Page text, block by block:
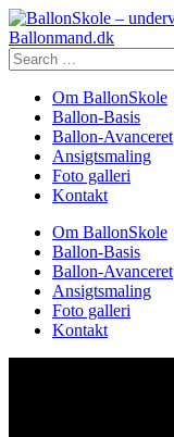
Search
for:
Om BallonSkole
Ballon-Basis
Ballon-Avanceret
Ansigtsmaling
Foto galleri
Kontakt
Om BallonSkole
Ballon-Basis
Ballon-Avanceret
Ansigtsmaling
Foto galleri
Kontakt